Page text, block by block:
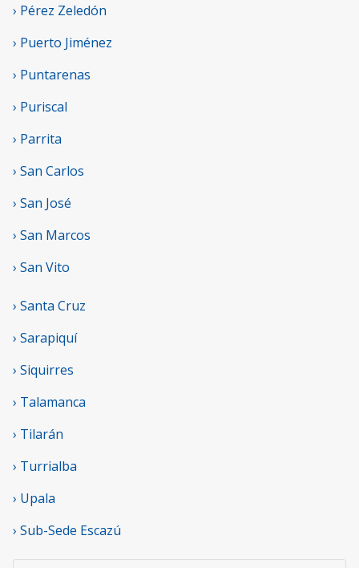
› Pérez Zeledón
› Puerto Jiménez
› Puntarenas
› Puriscal
› Parrita
› San Carlos
› San José
› San Marcos
› San Vito
› Santa Cruz
› Sarapiquí
› Siquirres
› Talamanca
› Tilarán
› Turrialba
› Upala
› Sub-Sede Escazú